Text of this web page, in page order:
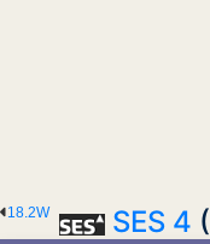
18.2W SES 4 (